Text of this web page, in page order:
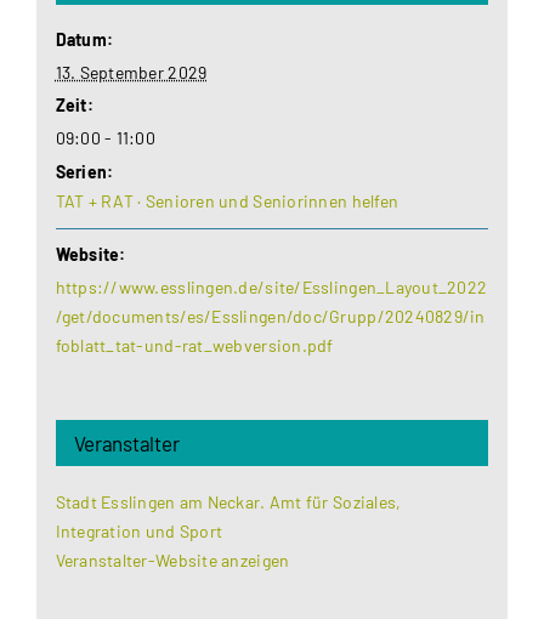
Datum:
13. September 2029
Zeit:
09:00 - 11:00
Serien:
TAT + RAT · Senioren und Seniorinnen helfen
Website:
https://www.esslingen.de/site/Esslingen_Layout_2022
/get/documents/es/Esslingen/doc/Grupp/20240829/in
foblatt_tat-und-rat_webversion.pdf
Veranstalter
Stadt Esslingen am Neckar. Amt für Soziales,
Integration und Sport
Veranstalter-Website anzeigen